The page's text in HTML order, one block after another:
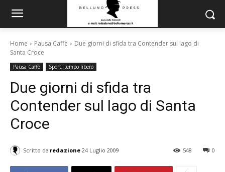
Home Pausa Caffè
Due giorni di sfida tra Contender sul lago di
Santa Croce
Pausa Caffè Sport, tempo libero
Due giorni di sfida tra
Contender sul lago di Santa
Croce
Scritto da redazione 24 Luglio 2009 0
548